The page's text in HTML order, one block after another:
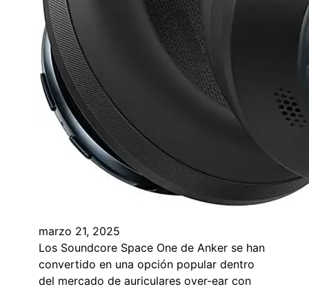
marzo 21, 2025
Los Soundcore Space One de Anker se han
convertido en una opción popular dentro
del mercado de auriculares over-ear con